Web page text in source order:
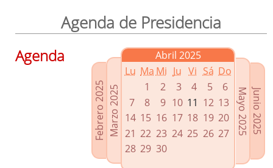
Presidencia
Grupos Políticos
Enlaces relacionados
Agenda de Presidencia
Plenos provinciales y Juntas de gobierno
Oficina de Proyectos Europeos
Agenda de Presidencia
Febrero 2025Marzo 2025
Abril 2025
Lu Ma Mi Ju Vi Sá Do
1
2 3 4 5
6
7
8 9 10 11 12 13
14 15 16 17 18 19 20
21 22 23 24 25 26 27
28 29 30
Junio 2025
Mayo 2025
Agenda